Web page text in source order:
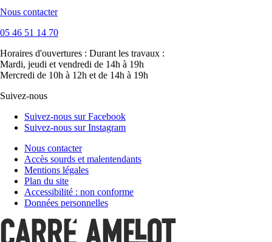
Nous contacter
05 46 51 14 70
Horaires d'ouvertures : Durant les travaux :
Mardi, jeudi et vendredi de 14h à 19h
Mercredi de 10h à 12h et de 14h à 19h
Suivez-nous
Suivez-nous sur Facebook
Suivez-nous sur Instagram
Nous contacter
Accès sourds et malentendants
Mentions légales
Plan du site
Accessibilité : non conforme
Données personnelles